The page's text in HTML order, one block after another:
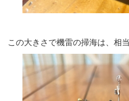
この大きさで機雷の掃海は、相